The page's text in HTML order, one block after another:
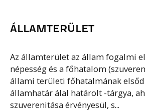
ÁLLAMTERÜLET
Az államterület az állam fogalmi
népesség és a főhatalom
állami területi főhatalmának
államhatár álal határolt -tárgya,
szuverenitása érvényesül, s...